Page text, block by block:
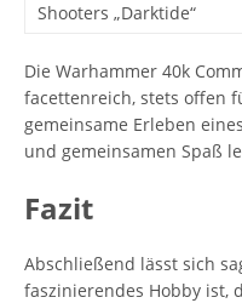
Shooters „Darktide“
Die Warhammer 40k
facettenreich, stets offen
gemeinsame Erleben
und gemeinsamen Spaß
Fazit
Abschließend lässt sich
faszinierendes Hobby ist,